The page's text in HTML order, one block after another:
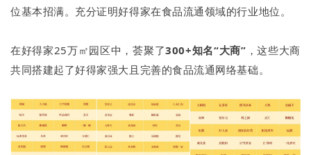
位基本招满。充分证明好得家在食品流通领域的行业地位。
在好得家25万㎡园区中，荟聚了300+知名“大商” ，这些大商
共同搭建起了好得家强大且完善的食品流通网络基础。